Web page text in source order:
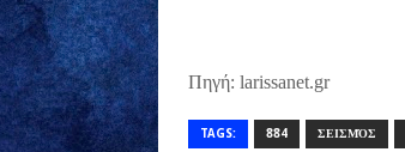
Πηγή: larissanet.gr
TAGS: 884 ΣΕΙΣΜΌΣ